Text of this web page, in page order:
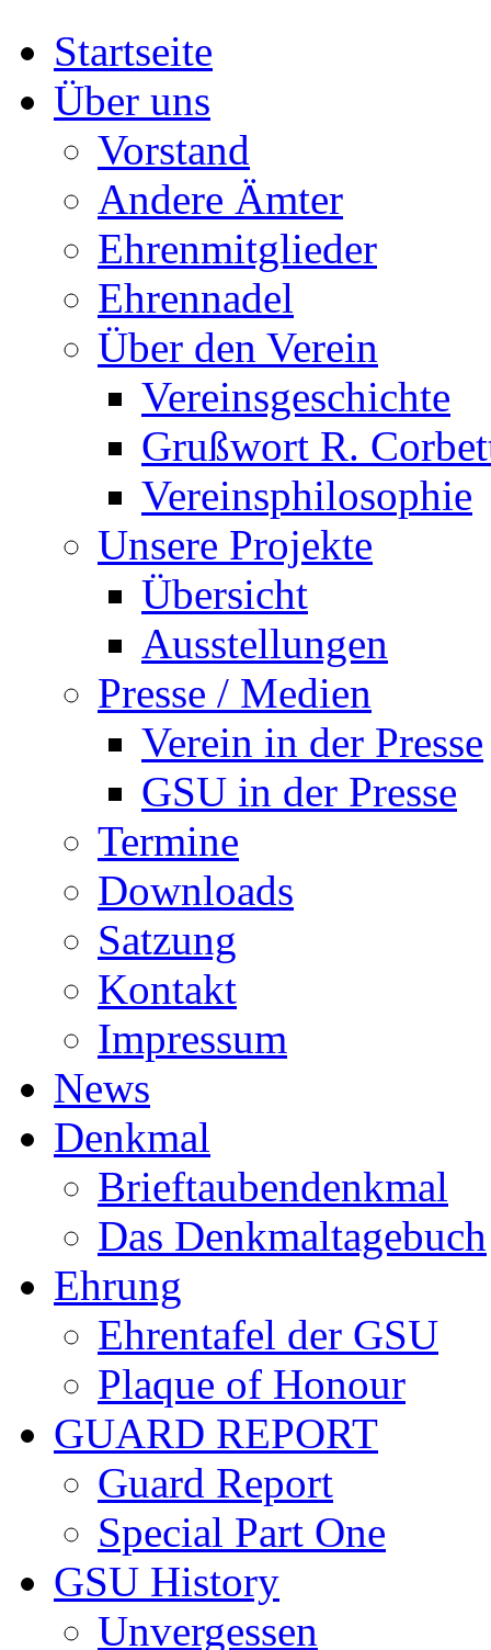
Startseite
Über uns
Vorstand
Andere Ämter
Ehrenmitglieder
Ehrennadel
Über den Verein
Vereinsgeschichte
Grußwort R.
Vereinsphilosophie
Unsere Projekte
Übersicht
Ausstellungen
Presse / Medien
Verein in der Presse
GSU in der Presse
Termine
Downloads
Satzung
Kontakt
Impressum
News
Denkmal
Brieftaubendenkmal
Das Denkmaltagebuch
Ehrung
Ehrentafel der GSU
Plaque of Honour
GUARD REPORT
Guard Report
Special Part One
GSU History
Unvergessen